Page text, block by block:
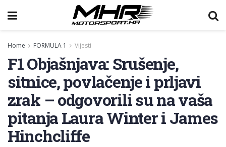
Home FORMULA 1 Vijesti
F1 Objašnjava: Srušenje,
sitnice, povlačenje i prljavi
zrak – odgovorili su na vaša
pitanja Laura Winter i James
Hinchcliffe